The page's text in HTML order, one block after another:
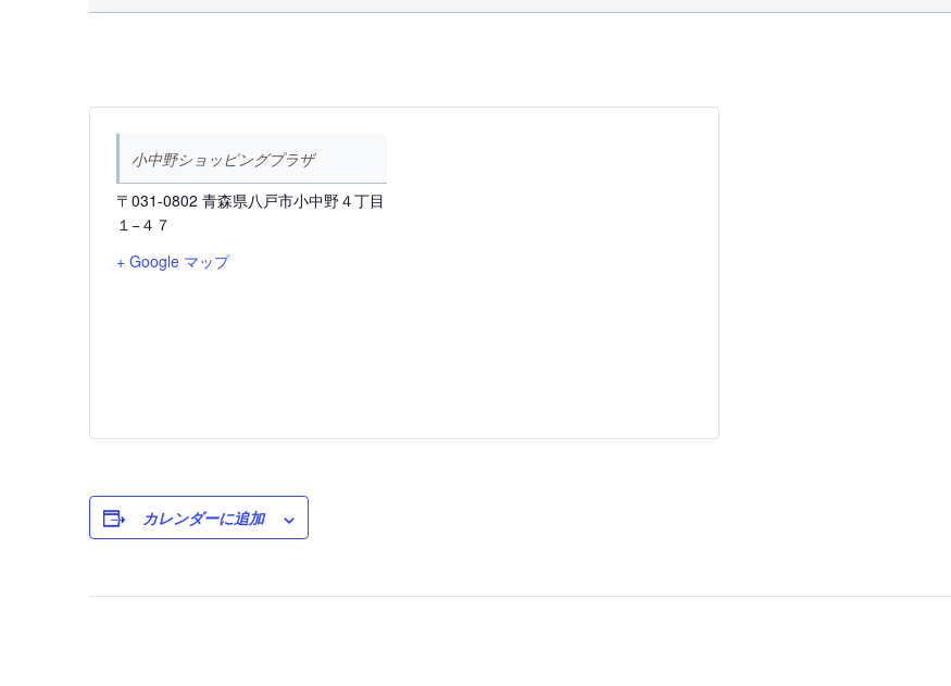
小中野ショッピングプラザ
〒031-0802 青森県八戸市小中野４丁目
１−４７
+ Google マップ
カレンダーに追加